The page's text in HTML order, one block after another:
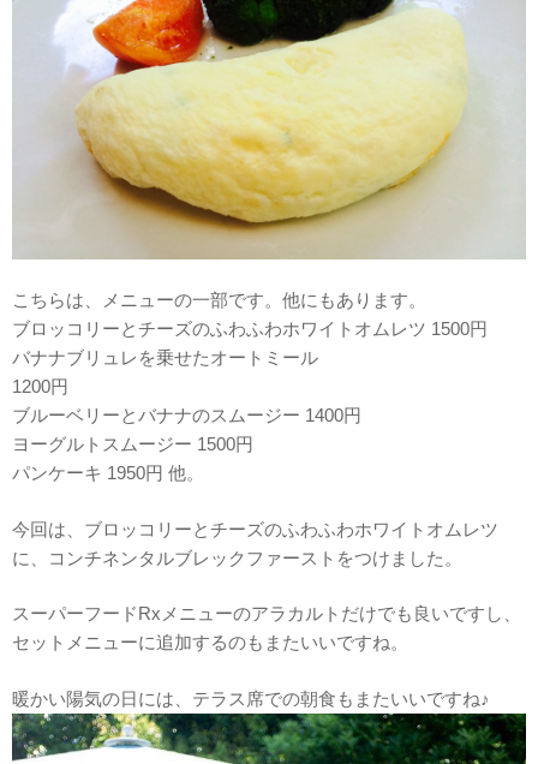
こちらは、メニューの一部です。他にもあります。
ブロッコリーとチーズのふわふわホワイトオムレツ 1500円
バナナブリュレを乗せたオートミール
1200円
ブルーベリーとバナナのスムージー 1400円
ヨーグルトスムージー 1500円
パンケーキ 1950円 他。
今回は、ブロッコリーとチーズのふわふわホワイトオムレツ
に、コンチネンタルブレックファーストをつけました。
スーパーフードRxメニューのアラカルトだけでも良いですし、
セットメニューに追加するのもまたいいですね。
暖かい陽気の日には、テラス席での朝食もまたいいですね♪